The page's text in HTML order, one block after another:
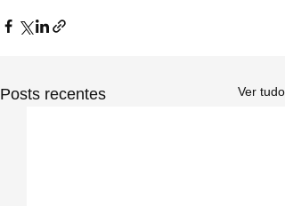
Posts recentes Ver tudo